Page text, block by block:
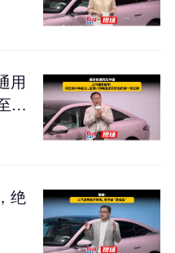
用
境
绝